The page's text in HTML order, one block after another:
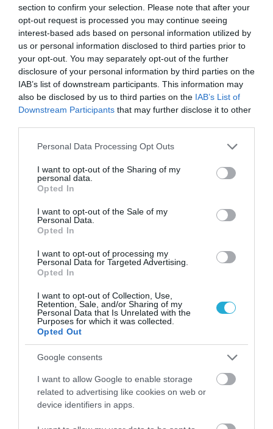
section to confirm your selection. Please note that after your
opt-out request is processed you may continue seeing
interest-based ads based on personal information utilized by
us or personal information disclosed to third parties prior to
your opt-out. You may separately opt-out of the further
disclosure of your personal information by third parties on the
IAB’s list of downstream participants. This information may
also be disclosed by us to third parties on the IAB’s List of
Downstream Participants that may further disclose it to other
Please note that this website/app uses one or more Google
not limited to your visit or usage behaviour. You may click to
grant or deny consent to Google and its third-party tags to
use your data for below specified purposes in below Google
consent section.
Personal Data Processing Opt Outs
I want to opt-out of the Sharing of my
personal data.
Opted In
I want to opt-out of the Sale of my
Personal Data.
Opted In
I want to opt-out of processing my
Personal Data for Targeted Advertising.
Opted In
I want to opt-out of Collection, Use,
Retention, Sale, and/or Sharing of my
Personal Data that Is Unrelated with the
Purposes for which it was collected.
Opted Out
Google consents
I want to allow Google to enable storage
related to advertising like cookies on web or
device identifiers in apps.
Vepdegestrant: Το νέο φάρμακο για τον
καρκίνο του μαστού που «αναγκάζει» τα
καρκινικά κύτταρα να αυτοκαταστραφούν
07.06.2026 12:01
Σπουδαίο ιατρικό επίτευγμα: Σχεδιάστηκε
το πρώτο εμβόλιο με Αl – Σε ποια άτομα
χορηγήθηκε
ΔΗΜΟΦΙΛΗ